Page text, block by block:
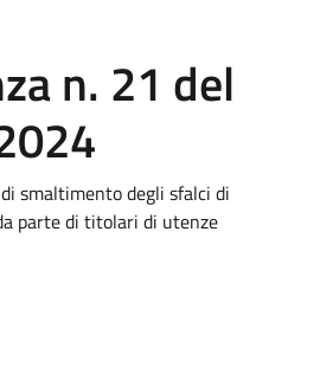
n. 21 del
smaltimento degli sfalci di
parte di titolari di utenze